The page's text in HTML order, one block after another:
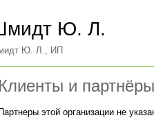
Ю. Л.
Ю. Л., ИП
Клиенты и партнёры
Партнеры этой организации не